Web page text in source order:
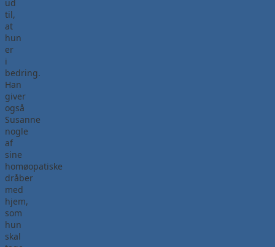
ud
til,
at
hun
er
i
bedring.
Han
giver
også
Susanne
nogle
af
sine
homøopatiske
dråber
med
hjem,
som
hun
skal